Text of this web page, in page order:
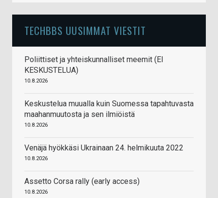
TECHBBS UUSIMMAT VIESTIT
Poliittiset ja yhteiskunnalliset meemit (EI
KESKUSTELUA)
10.8.2026
Keskustelua muualla kuin Suomessa tapahtuvasta
maahanmuutosta ja sen ilmiöistä
10.8.2026
Venäjä hyökkäsi Ukrainaan 24. helmikuuta 2022
10.8.2026
Assetto Corsa rally (early access)
10.8.2026